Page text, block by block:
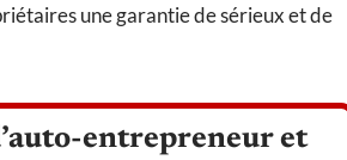
une garantie de sérieux et de
entrepreneur et